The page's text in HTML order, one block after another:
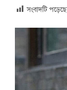
সংবাদটি